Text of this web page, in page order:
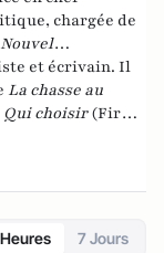
chargée de
Nouvel
et écrivain. Il
La chasse au
Qui choisir(First
7 Jours